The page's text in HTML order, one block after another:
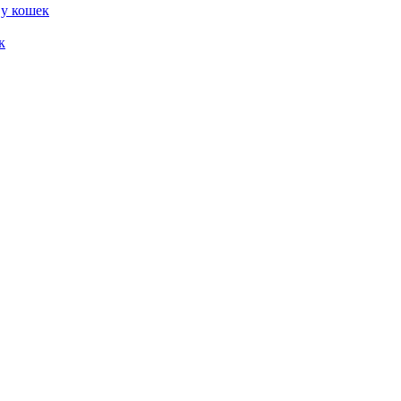
кошек